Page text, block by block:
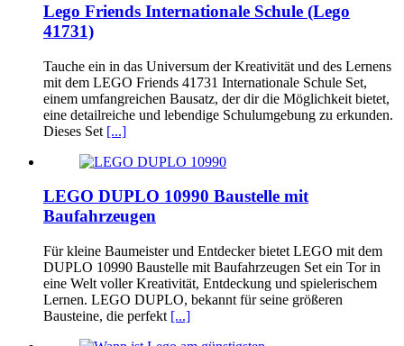
Lego Friends Internationale Schule (Lego
41731)
Tauche ein in das Universum der Kreativität und des Lernens
mit dem LEGO Friends 41731 Internationale Schule Set,
einem umfangreichen Bausatz, der dir die Möglichkeit bietet,
eine detailreiche und lebendige Schulumgebung zu erkunden.
Dieses Set [...]
LEGO DUPLO 10990 Baustelle mit
Baufahrzeugen
Für kleine Baumeister und Entdecker bietet LEGO mit dem
DUPLO 10990 Baustelle mit Baufahrzeugen Set ein Tor in
eine Welt voller Kreativität, Entdeckung und spielerischem
Lernen. LEGO DUPLO, bekannt für seine größeren
Bausteine, die perfekt [...]